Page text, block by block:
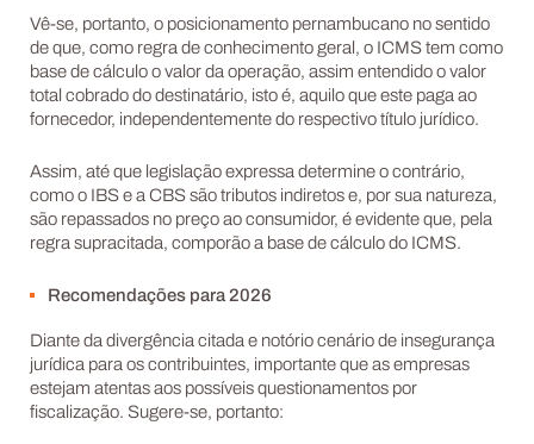
Vê-se, portanto, o posicionamento pernambucano no sentido
de que, como regra de conhecimento geral, o ICMS tem como
base de cálculo o valor da operação, assim entendido o valor
total cobrado do destinatário, isto é, aquilo que este paga ao
fornecedor, independentemente do respectivo título jurídico.
Assim, até que legislação expressa determine o contrário,
como o IBS e a CBS são tributos indiretos e, por sua natureza,
são repassados no preço ao consumidor, é evidente que, pela
regra supracitada, comporão a base de cálculo do ICMS.
Recomendações para 2026
Diante da divergência citada e notório cenário de insegurança
jurídica para os contribuintes, importante que as empresas
estejam atentas aos possíveis questionamentos por
fiscalização. Sugere-se, portanto: